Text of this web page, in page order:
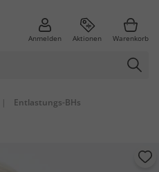
Anmelden Aktionen Warenkorb
| Entlastungs-BHs